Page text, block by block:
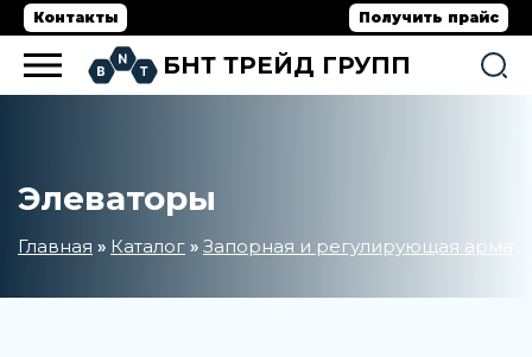
Контакты Получить прайс
БНТ ТРЕЙД ГРУПП
Элеваторы
Главная » Каталог » Запорная и регулирующая